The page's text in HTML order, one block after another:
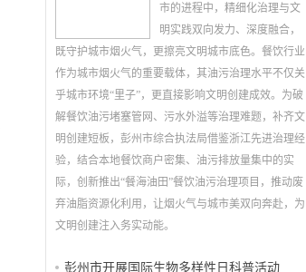
市的进程中，精细化治理与文
明实践双向发力、深度融合，
既守护城市烟火气，更擦亮文明城市底色。餐饮行业
作为城市烟火气的重要载体，其油污治理水平不仅关
乎城市环境“里子”，更直接影响文明创建成效。为破
解餐饮油污堵塞管网、污水外溢等治理难题，补齐文
明创建短板，彭州市综合执法局借鉴浙江先进治理经
验，结合本地餐饮商户密集、油污排放量集中的实
际，创新推出“餐海油田”餐饮油污治理项目，推动废
弃油脂资源化利用，让烟火气与城市美双向奔赴，为
文明创建注入务实动能。
彭州市开展国际生物多样性日科普活动